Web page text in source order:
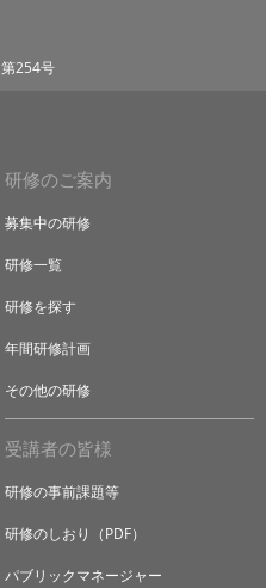
第254号
研修のご案内
募集中の研修
研修一覧
研修を探す
年間研修計画
その他の研修
受講者の皆様
研修の事前課題等
研修のしおり（PDF）
パブリックマネージャー